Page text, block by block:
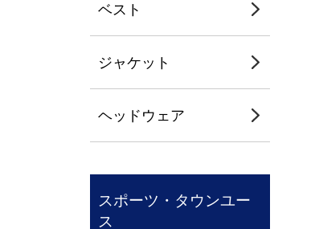
ベスト
ジャケット
ヘッドウェア
スポーツ・タウンユー
ス